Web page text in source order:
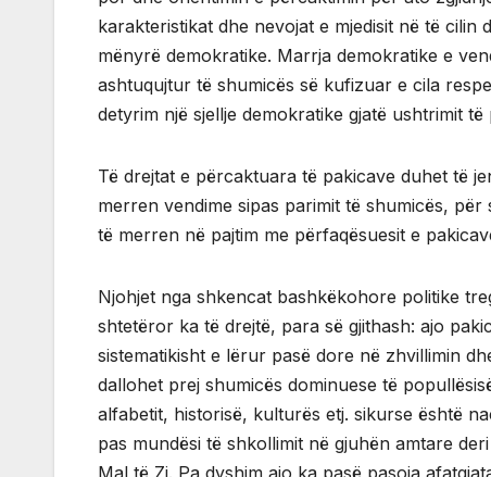
karakteristikat dhe nevojat e mjedisit në të
mënyrë demokratike. Marrja demokratike e
ashtuqujtur të shumicës së kufizuar e cila
detyrim një sjellje demokratike gjatë ushtrimit
Të drejtat e përcaktuara të pakicave duhet të
merren vendime sipas parimit të shumicës,
të merren në pajtim me përfaqësuesit e
Njohjet nga shkencat bashkëkohore politike
shtetëror ka të drejtë, para së gjithash: ajo
sistematikisht e lërur pasë dore në zhvillimin
dallohet prej shumicës dominuese të
alfabetit, historisë, kulturës etj. sikurse është
pas mundësi të shkollimit në gjuhën amtare